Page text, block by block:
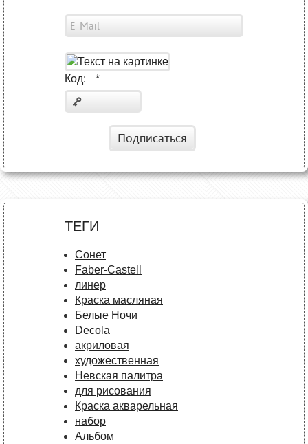
Код: *
Подписаться
ТЕГИ
Сонет
Faber-Castell
линер
Краска масляная
Белые Ночи
Decola
акриловая
художественная
Невская палитра
для рисования
Краска акварельная
набор
Альбом